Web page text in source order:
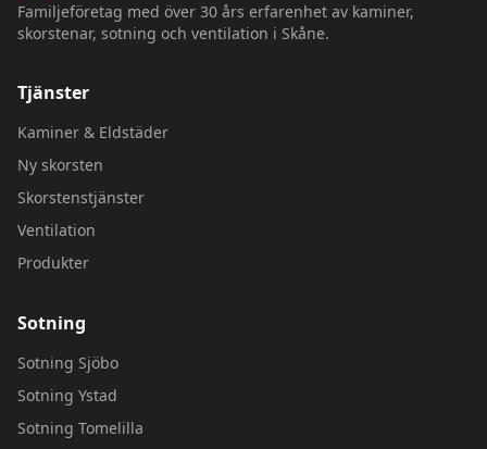
Familjeföretag med över 30 års erfarenhet av kaminer,
skorstenar, sotning och ventilation i Skåne.
Tjänster
Kaminer & Eldstäder
Ny skorsten
Skorstenstjänster
Ventilation
Produkter
Sotning
Sotning Sjöbo
Sotning Ystad
Sotning Tomelilla